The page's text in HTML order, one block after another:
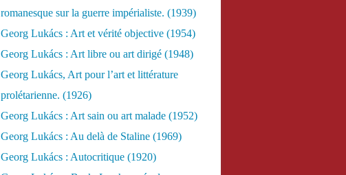
romanesque sur la guerre impérialiste. (1939)
Georg Lukács : Art et vérité objective (1954)
Georg Lukács : Art libre ou art dirigé (1948)
Georg Lukács, Art pour l’art et littérature
prolétarienne. (1926)
Georg Lukács : Art sain ou art malade (1952)
Georg Lukács : Au delà de Staline (1969)
Georg Lukács : Autocritique (1920)